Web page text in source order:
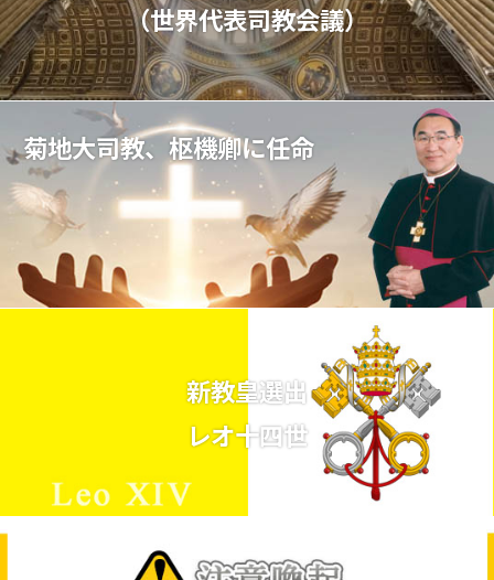
（世界代表司教会議）
菊地大司教、枢機卿に任命
新教皇選出
レオ十四世